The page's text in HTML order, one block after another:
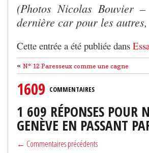
(Photos Nicolas Bouvier
dernière car pour les
Cette entrée a été publiée dans
« N° 12 Paresseux comme une cagne
1609 COMMENTAIRES
1 609 RÉPONSES POUR
GENÈVE EN PASSANT
← Commentaires précédents